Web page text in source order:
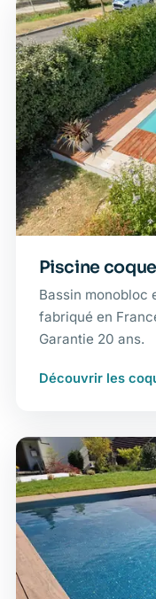
Piscine coque
Bassin monobloc
fabriqué en
Garantie 20 ans.
Découvrir les